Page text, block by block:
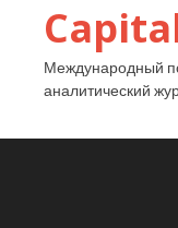
Международный
аналитический